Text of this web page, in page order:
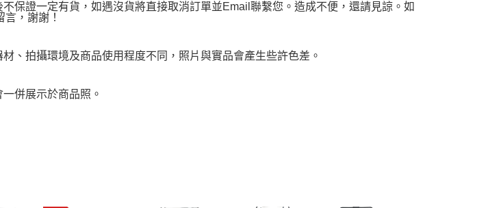
保證一定有貨，如遇沒貨將直接取消訂單並Email聯繫您。造成不便，還請見諒。如
，謝謝！
、拍攝環境及商品使用程度不同，照片與實品會產生些許色差。
併展示於商品照。